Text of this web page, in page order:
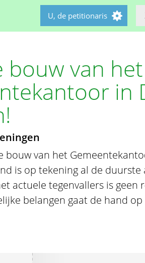
U, de petitionaris
bouw van het
in
bouw van het
is op tekening al de
actuele tegenvallers is geen
belangen gaat de hand